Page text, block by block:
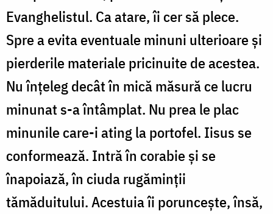
Evanghelistul. Ca atare, îi cer să plece.
Spre a evita eventuale minuni ulterioare și
pierderile materiale pricinuite de acestea.
Nu înțeleg decât în mică măsură ce lucru
minunat s-a întâmplat. Nu prea le plac
minunile care-i ating la portofel. Iisus se
conformează. Intră în corabie și se
înapoiază, în ciuda rugăminții
tămăduitului. Acestuia îi poruncește, însă,